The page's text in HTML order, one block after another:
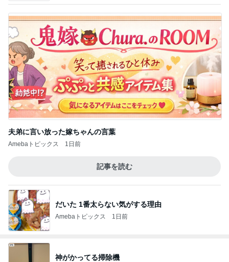
夫弟に言い放った嫁ちゃんの言葉
Amebaトピックス 1日前
記事を読む
だいた 1番太らない気がする理由
Amebaトピックス 1日前
神がかってる掃除機